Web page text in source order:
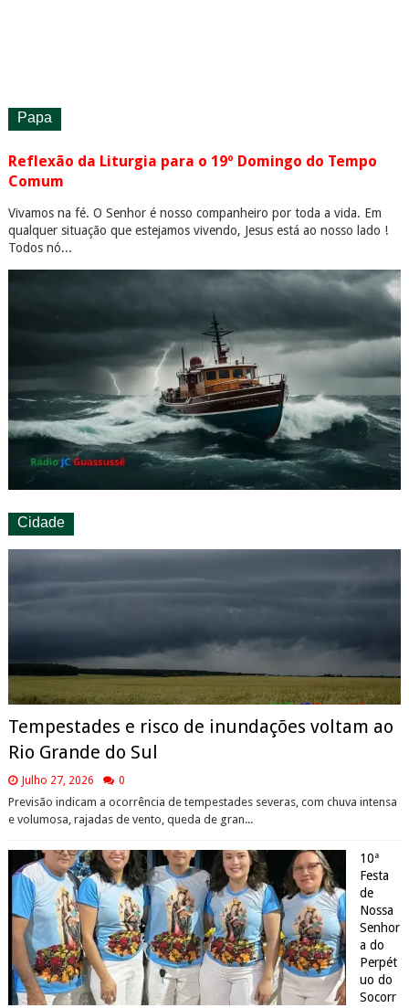
Papa
Reflexão da Liturgia para o 19º Domingo do Tempo
Comum
Vivamos na fé. O Senhor é nosso companheiro por toda a vida. Em
qualquer situação que estejamos vivendo, Jesus está ao nosso lado !
Todos nó...
Cidade
Tempestades e risco de inundações voltam ao
Rio Grande do Sul
Julho 27, 2026 0
Previsão indicam a ocorrência de tempestades severas, com chuva intensa
e volumosa, rajadas de vento, queda de gran...
10ª
Festa
de
Nossa
Senhor
a do
Perpét
uo do
Socorr